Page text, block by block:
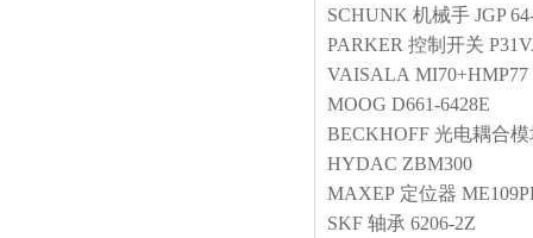
SCHUNK 机械手 JGP
PARKER 控制开关
VAISALA MI70+HMP77
MOOG D661-6428E
BECKHOFF 光电耦合模
HYDAC ZBM300
MAXEP 定位器
SKF 轴承 6206-2Z